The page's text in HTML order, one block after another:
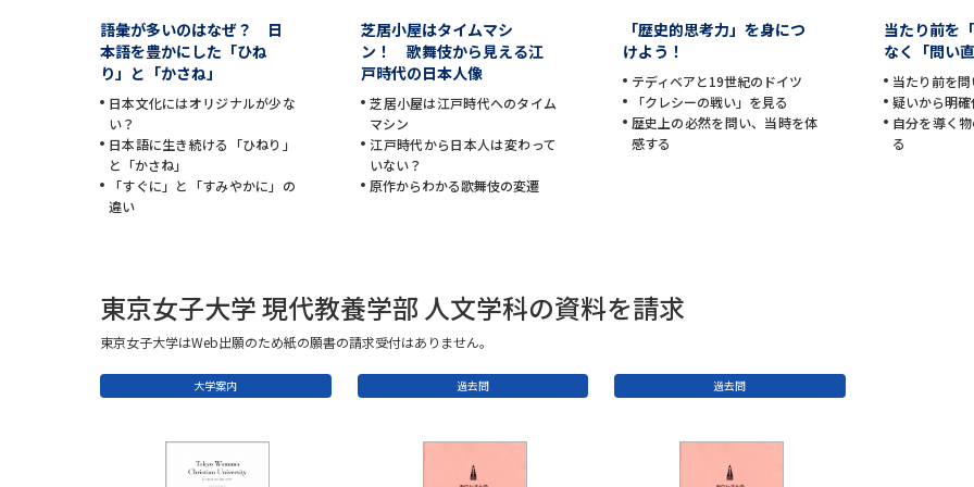
語彙が多いのはなぜ？ 日
本語を豊かにした「ひね
り」と「かさね」
日本文化にはオリジナルが少な
い？
日本語に生き続ける「ひねり」
と「かさね」
「すぐに」と「すみやかに」の
違い
芝居小屋はタイムマシ
ン！ 歌舞伎から見える江
戸時代の日本人像
芝居小屋は江戸時代へのタイム
マシン
江戸時代から日本人は変わって
いない？
原作からわかる歌舞伎の変遷
「歴史的思考力」を身につ
けよう！
テディベアと19世紀のドイツ
「クレシーの戦い」を見る
歴史上の必然を問い、当時を体
感する
当たり前を
なく「問い
当たり前を
疑いから明確
自分を導く
る
東京女子大学 現代教養学部 人文学科の資料を請求
東京女子大学はWeb出願のため紙の願書の請求受付はありません。
大学案内 過去問 過去問